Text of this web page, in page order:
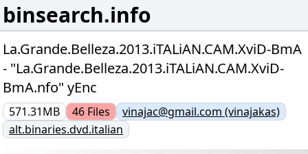
binsearch.info
La.Grande.Belleza.2013.iTALiAN.CAM.XviD-BmA
- "La.Grande.Belleza.2013.iTALiAN.CAM.XviD-
BmA.nfo" yEnc
571.31MB 46 Files
vinajac@gmail.com (vinajakas)
alt.binaries.dvd.italian